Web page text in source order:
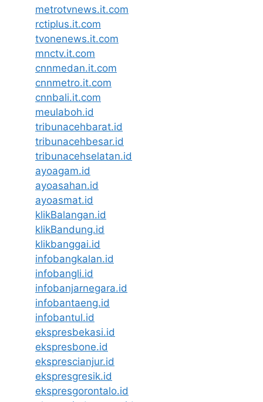
metrotvnews.it.com
rctiplus.it.com
tvonenews.it.com
mnctv.it.com
cnnmedan.it.com
cnnmetro.it.com
cnnbali.it.com
meulaboh.id
tribunacehbarat.id
tribunacehbesar.id
tribunacehselatan.id
ayoagam.id
ayoasahan.id
ayoasmat.id
klikBalangan.id
klikBandung.id
klikbanggai.id
infobangkalan.id
infobangli.id
infobanjarnegara.id
infobantaeng.id
infobantul.id
ekspresbekasi.id
ekspresbone.id
eksprescianjur.id
ekspresgresik.id
ekspresgorontalo.id